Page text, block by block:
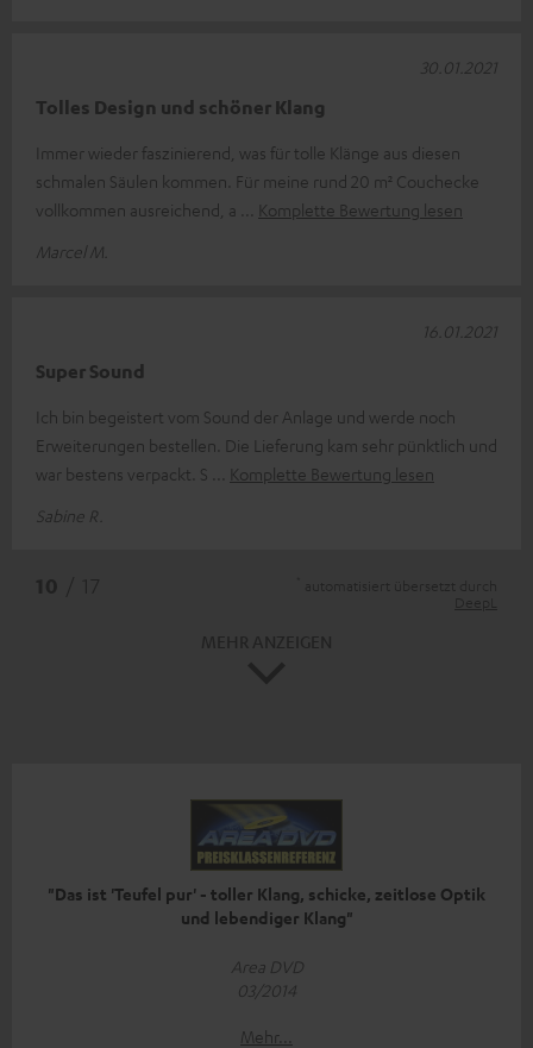
Tolles Design und schöner Klang
Immer wieder faszinierend, was für tolle Klänge aus diesen
schmalen Säulen kommen. Für meine rund 20 m² Couchecke
vollkommen ausreichend, a
Komplette Bewertung lesen
Marcel M.
30.01.2021
Super Sound
Ich bin begeistert vom Sound der Anlage und werde noch
Erweiterungen bestellen. Die Lieferung kam sehr pünktlich und
war bestens verpackt. S
Komplette Bewertung lesen
Sabine R.
16.01.2021
"Das ist 'Teufel pur' - toller Klang, schicke, zeitlose Optik
und lebendiger Klang"
Area DVD
03/2014
Mehr...